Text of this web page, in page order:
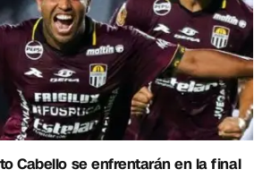
Cabello se enfrentarán en la final